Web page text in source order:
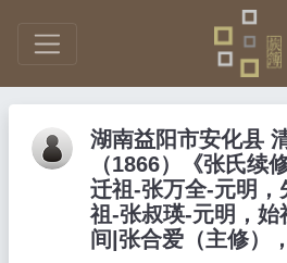
湖南益阳市安化县
（1866）《张氏续
迁祖-张万全-元明，
祖-张叔瑛-元明，始
间|张合爱（主修）